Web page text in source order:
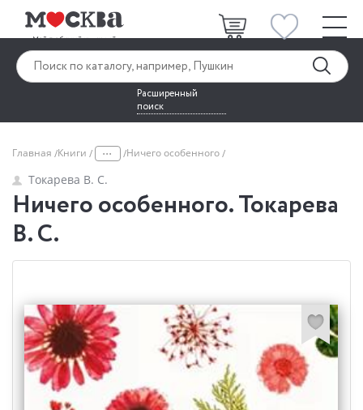
Расширенный
поиск
Главная Книги ... Ничего особенного
Токарева В. С.
Ничего особенного. Токарева
В. С.